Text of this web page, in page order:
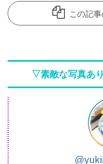
この記
▽素敵な写真あ